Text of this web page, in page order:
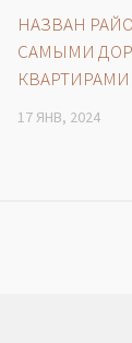
НАЗВАН
САМЫМИ
КВАРТИРАМИ
17 ЯНВ, 2024